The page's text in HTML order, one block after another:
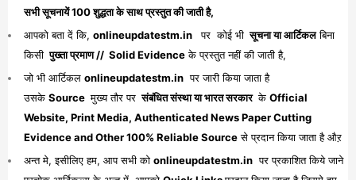
सभी सूचनायें 100 शुद्धता के साथ प्रस्तुत की जाती है,
आपको बता दें कि, onlineupdatestm.in पर कोई भी सूचना या आर्टिकलबिना
किसी पुख्ता प्रमाण // Solid Evidenceके प्रस्तुत नहीं की जाती है,
जो भी आर्टिकल onlineupdatestm.in पर जारी किया जाता है
उसके Source मुख्य तौर पर संबंधित संस्था या भारत सरकार के Official
Website, Print Media, Authenticated News Paper Cutting
Evidence and Other 100% Reliable Sourceसे प्रदान किया जाता है औऱ
अन्त मे, इसीलिए हम, आप सभी को onlineupdatestm.in पर प्रकाशित किये जाने